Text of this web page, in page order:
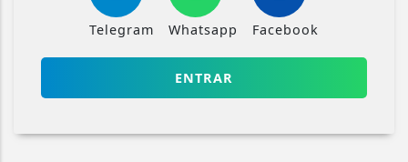
Telegram Whatsapp Facebook
ENTRAR